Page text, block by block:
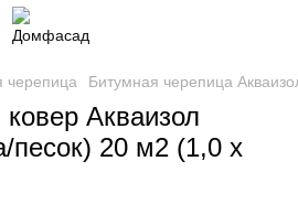
черепица Битумная черепица
Акваизол
песок) 20 м2 (1,0 x